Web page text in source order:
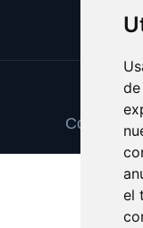
el
Copyright